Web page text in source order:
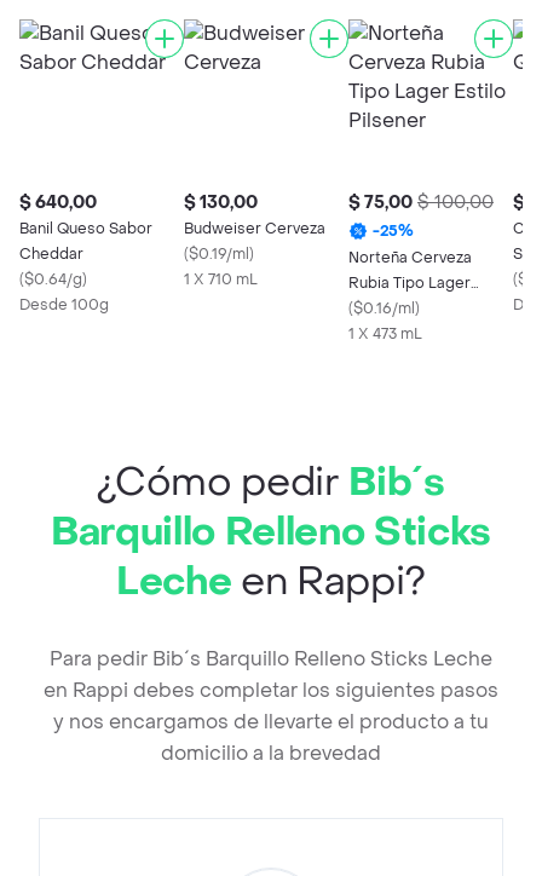
$ 640,00
Banil Queso Sabor
Cheddar
($0.64/g)
Desde 100g
$ 130,00
Budweiser Cerveza
($0.19/ml)
1 X 710 mL
$ 75,00 $ 100,00
-25%
Norteña Cerveza
Rubia Tipo Lager
Estilo Pilsener
($0.16/ml)
1 X 473 mL
$
(
¿Cómo pedir Bib´s
Barquillo Relleno Sticks
Leche en Rappi?
Para pedir Bib´s Barquillo Relleno Sticks Leche
en Rappi debes completar los siguientes pasos
y nos encargamos de llevarte el producto a tu
domicilio a la brevedad